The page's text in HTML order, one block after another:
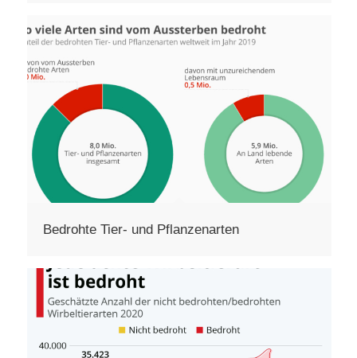
Bedrohte Tier- und Pflanzenarten